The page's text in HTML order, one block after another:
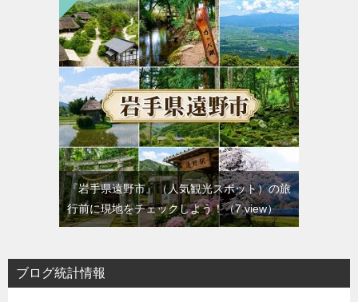
『岩手県遠野市』（人気観光スポット）の旅
行前に現地をチェックしよう！（7 view）
ブログ統計情報